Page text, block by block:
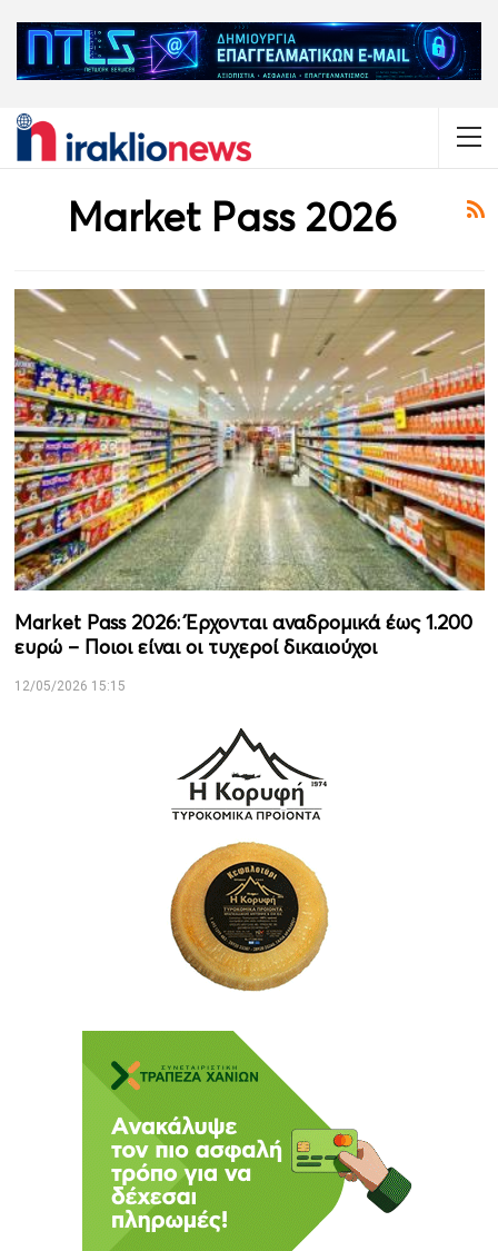
Market Pass 2026
Market Pass 2026: Έρχονται αναδρομικά έως 1.200
ευρώ – Ποιοι είναι οι τυχεροί δικαιούχοι
12/05/2026 15:15